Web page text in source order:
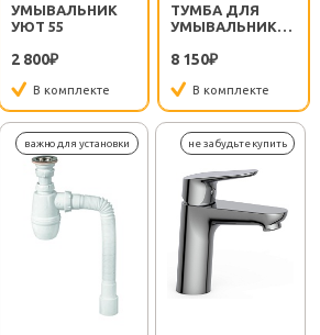
УМЫВАЛЬНИК
УЮТ 55
2 800₽
В комплекте
ТУМБА ДЛЯ
УМЫВАЛЬНИКА
8 150₽
В комплекте